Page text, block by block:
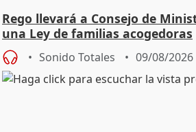
Rego llevará a Consejo de
una Ley de familias acogedoras
Sonido Totales 09/08/2026